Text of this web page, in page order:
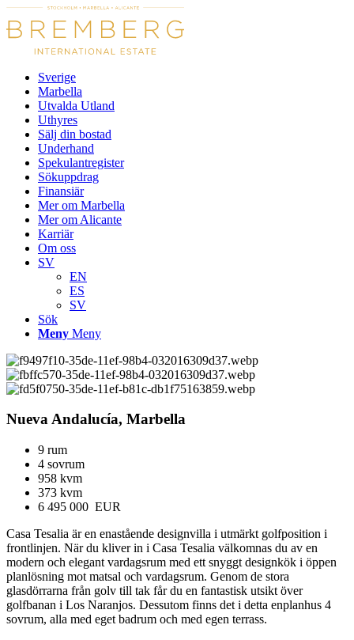
Sverige
Marbella
Utvalda Utland
Uthyres
Sälj din bostad
Underhand
Spekulantregister
Sökuppdrag
Finansiär
Mer om Marbella
Mer om Alicante
Karriär
Om oss
SV
EN
ES
SV
Sök
Meny Meny
Nueva Andalucía, Marbella
9 rum
4 sovrum
958 kvm
373 kvm
6 495 000 EUR
Casa Tesalia är en enastående designvilla i utmärkt golfposition i
frontlinjen. När du kliver in i Casa Tesalia välkomnas du av en
modern och elegant vardagsrum med ett snyggt designkök i öppen
planlösning mot matsal och vardagsrum. Genom de stora
glasdörrarna från golv till tak får du en fantastisk utsikt över
golfbanan i Los Naranjos. Dessutom finns det i detta enplanhus 4
sovrum, alla med eget badrum och med egen terrass.